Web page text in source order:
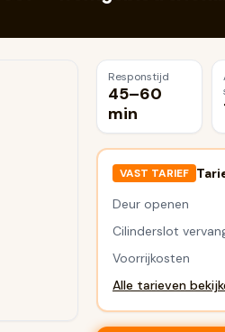
Responstijd
45–60
min
VAST TARIEF
Deur openen
Cilinderslot
Voorrijkosten
Alle tarieven